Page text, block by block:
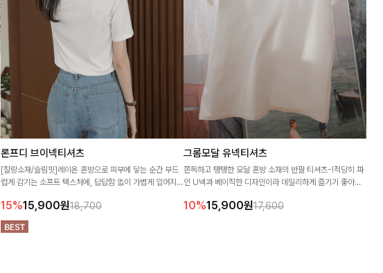
론프디 브이넥티셔츠
[찰랑소재/슬림핏]레이온 혼방으로 피부에 닿는 순간 부드
럽게 감기는 소프트 텍스처에, 답답함 없이 가볍게 입어지는
살려주는 활용도 높은 기본템♡
15%15,900원18,700
그롬모달 유넥티셔츠
쫀득하고 탱탱한 모달 혼방 소재의 반팔 티셔츠-!적당히 파
인 U넥과 베이직한 디자인이라 데일리하게 즐기기 좋아요
10%15,900원17,600